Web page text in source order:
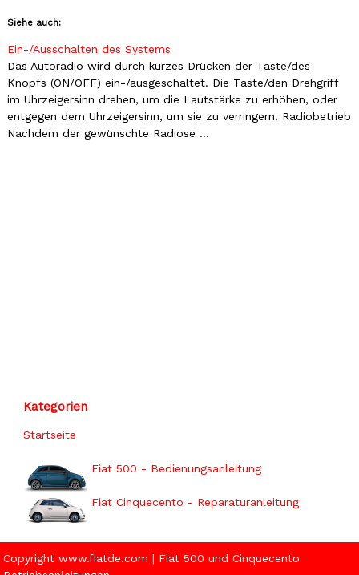
Siehe auch:
Ein-/Ausschalten des Systems
Das Autoradio wird durch kurzes Drücken der Taste/des
Knopfs (ON/OFF) ein-/ausgeschaltet. Die Taste/den Drehgriff
im Uhrzeigersinn drehen, um die Lautstärke zu erhöhen, oder
entgegen dem Uhrzeigersinn, um sie zu verringern. Radiobetrieb
Nachdem der gewünschte Radiose ...
Kategorien
Startseite
Fiat 500 - Bedienungsanleitung
Fiat Cinquecento - Reparaturanleitung
Copyright www.fiatde.com | Fiat 500 und Cinquecento